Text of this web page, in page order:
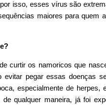
isso, esses vírus são
maiores para quem
curtir os namoricos que
evitar pegar essas doenças
especialmente de herpes,
qualquer maneira, já foi